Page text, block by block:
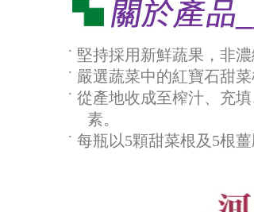
˙ 堅持採用新鮮蔬果，非
˙ 嚴選蔬菜中的紅寶石甜
˙ 從產地收成至榨汁、充
素。
˙ 每瓶以5顆甜菜根及5根